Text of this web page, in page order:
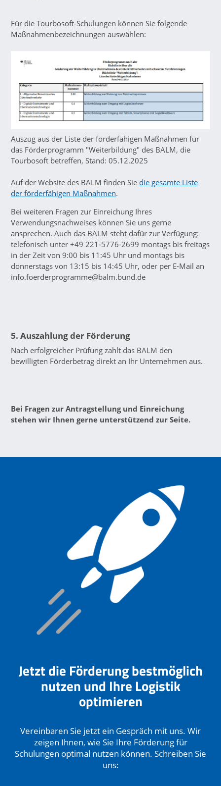
Für die Tourbosoft-Schulungen können Sie folgende
Maßnahmenbezeichnungen auswählen:
Auszug aus der Liste der förderfähigen Maßnahmen für
das Förderprogramm "Weiterbildung" des BALM, die
Tourbosoft betreffen, Stand: 05.12.2025
Auf der Website des BALM finden Sie die gesamte Liste
der förderfähigen Maßnahmen.
Bei weiteren Fragen zur Einreichung Ihres
Verwendungsnachweises können Sie uns gerne
ansprechen. Auch das BALM steht dafür zur Verfügung:
telefonisch unter +49 221-5776-2699 montags bis freitags
in der Zeit von 9:00 bis 11:45 Uhr und montags bis
donnerstags von 13:15 bis 14:45 Uhr, oder per E-Mail an
info.foerderprogramme@balm.bund.de
5. Auszahlung der Förderung
Nach erfolgreicher Prüfung zahlt das BALM den
bewilligten Förderbetrag direkt an Ihr Unternehmen aus.
Bei Fragen zur Antragstellung und Einreichung
stehen wir Ihnen gerne unterstützend zur Seite.
Jetzt die Förderung bestmöglich
nutzen und Ihre Logistik
optimieren
Vereinbaren Sie jetzt ein Gespräch mit uns. Wir
zeigen Ihnen, wie Sie Ihre Förderung für
Schulungen optimal nutzen können. Schreiben Sie
uns: